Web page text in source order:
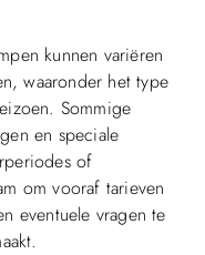
kunnen variëren
waaronder het type
Sommige
en speciale
of
om vooraf tarieven
eventuele vragen te